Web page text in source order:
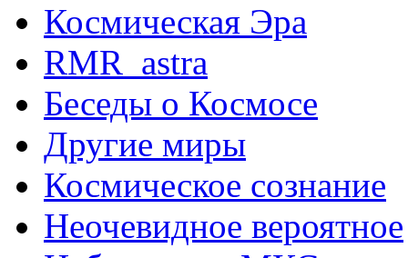
Космическая Эра
RMR_astra
Беседы о Космосе
Другие миры
Космическое сознание
Неочевидное вероятное